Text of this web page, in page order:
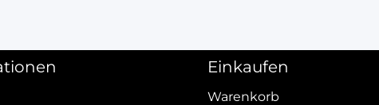
Einkaufen
Warenkorb